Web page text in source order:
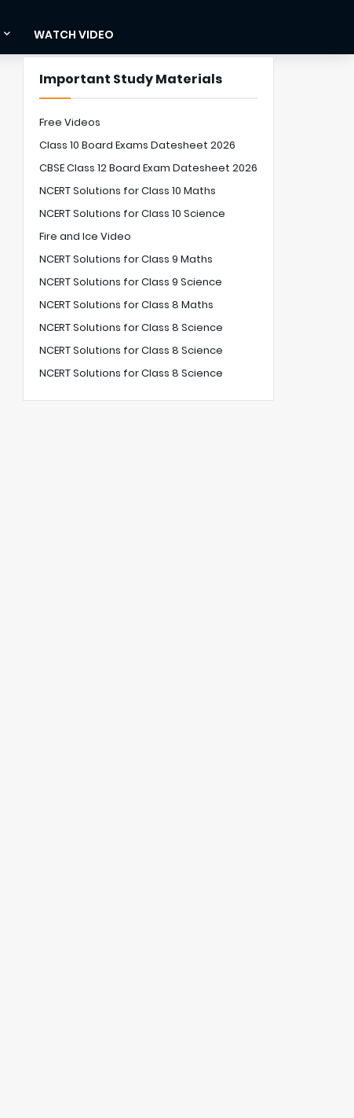
WATCH VIDEO
Important Study Materials
Free Videos
Class 10 Board Exams Datesheet 2026
CBSE Class 12 Board Exam Datesheet 2026
NCERT Solutions for Class 10 Maths
NCERT Solutions for Class 10 Science
Fire and Ice Video
NCERT Solutions for Class 9 Maths
NCERT Solutions for Class 9 Science
NCERT Solutions for Class 8 Maths
NCERT Solutions for Class 8 Science
NCERT Solutions for Class 8 Science
NCERT Solutions for Class 8 Science